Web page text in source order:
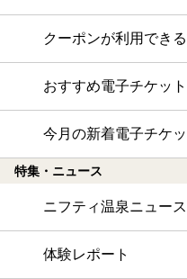
クーポンが利用でき
おすすめ電子チケッ
今月の新着電子チケ
特集・ニュース
ニフティ温泉ニュース
体験レポート